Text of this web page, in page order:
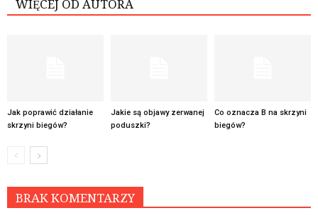
WIĘCEJ OD AUTORA
Jak poprawić działanie
skrzyni biegów?
Jakie są objawy zerwanej
poduszki?
Co oznacza B na skrzyni
biegów?
BRAK KOMENTARZY